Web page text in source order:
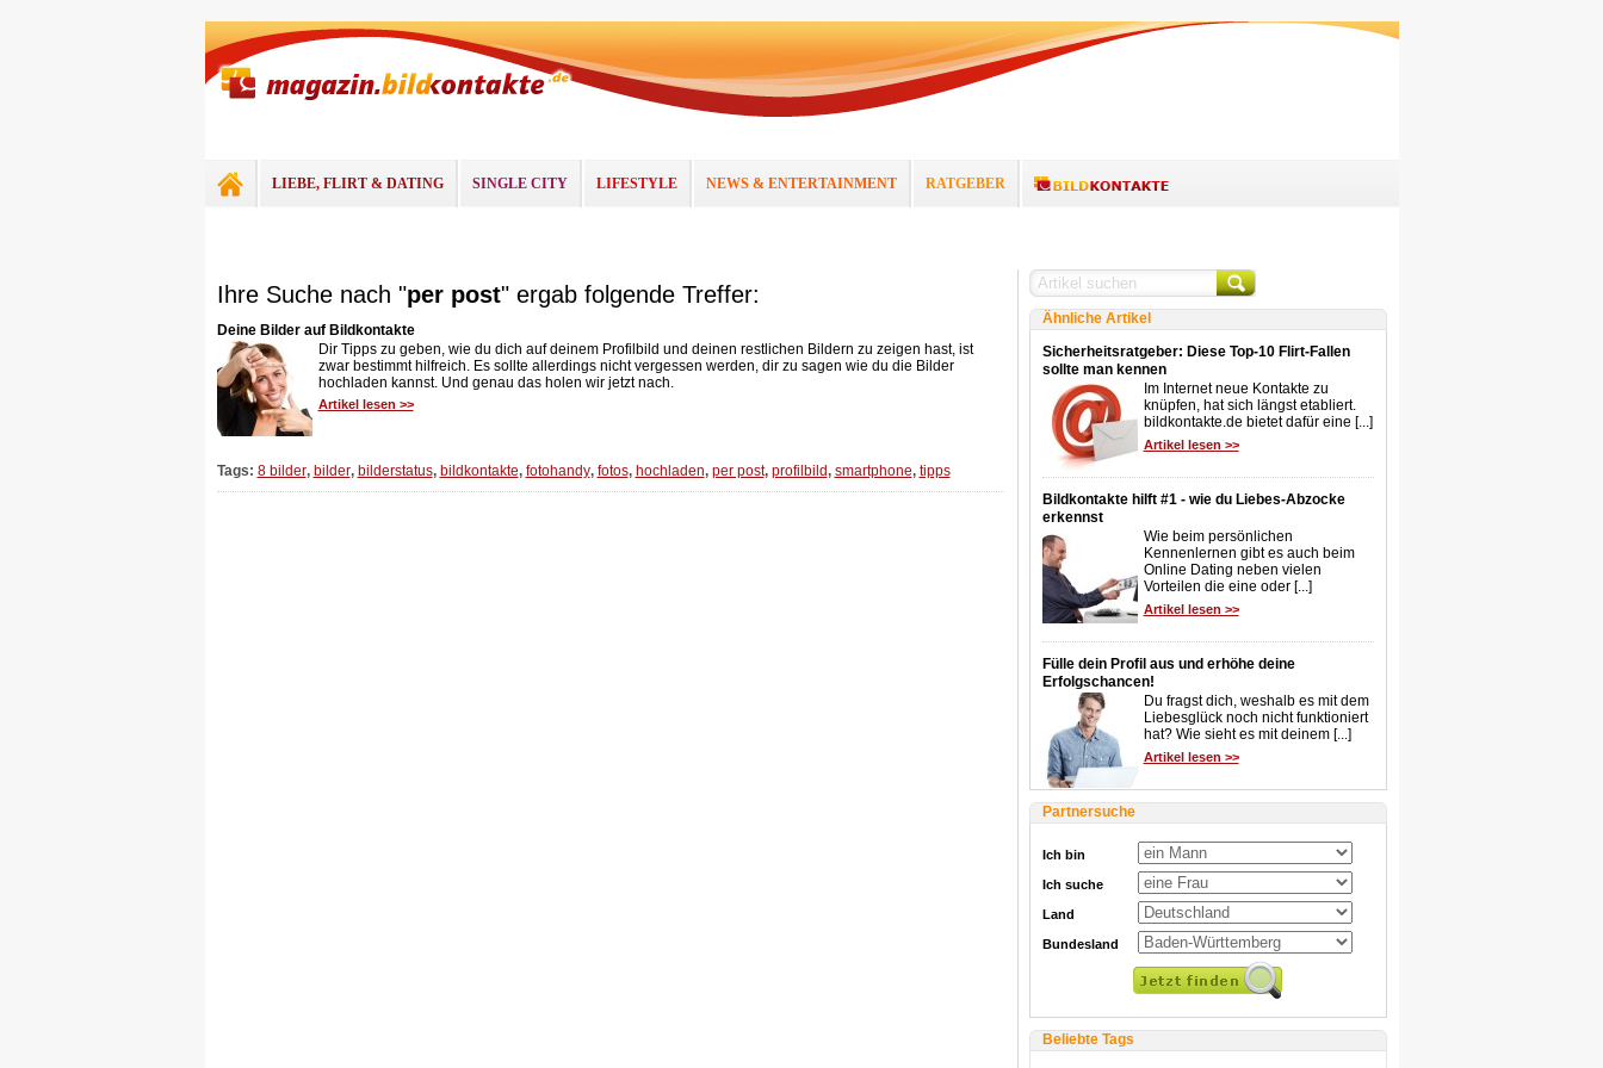
LIEBE, FLIRT & DATING SINGLE CITY LIFESTYLE NEWS & ENTERTAINMENT RATGEBER
Ihre Suche nach "per post" ergab folgende Treffer:
Deine Bilder auf Bildkontakte
Dir Tipps zu geben, wie du dich auf deinem Profilbild und deinen restlichen Bildern zu zeigen hast, ist
zwar bestimmt hilfreich. Es sollte allerdings nicht vergessen werden, dir zu sagen wie du die Bilder
hochladen kannst. Und genau das holen wir jetzt nach.
Artikel lesen >>
Tags: 8 bilder, bilder, bilderstatus, bildkontakte, fotohandy, fotos, hochladen, per post, profilbild, smartphone, tipps
Ähnliche Artikel
Sicherheitsratgeber: Diese Top-10 Flirt-Fallen
sollte man kennen
Im Internet neue Kontakte zu
knüpfen, hat sich längst etabliert.
bildkontakte.de bietet dafür eine [...]
Artikel lesen >>
Bildkontakte hilft #1 - wie du Liebes-Abzocke
erkennst
Wie beim persönlichen
Kennenlernen gibt es auch beim
Online Dating neben vielen
Vorteilen die eine oder [...]
Artikel lesen >>
Fülle dein Profil aus und erhöhe deine
Erfolgschancen!
Du fragst dich, weshalb es mit dem
Liebesglück noch nicht funktioniert
hat? Wie sieht es mit deinem [...]
Artikel lesen >>
Partnersuche
Ich bin
Ich suche
Land
Bundesland
Beliebte Tags